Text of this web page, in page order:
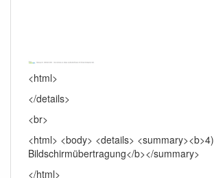
<html>
</details>
<br>
<html> <body> <details> <summary><b>4)
Bildschirmübertragung</b></summary>
</html>